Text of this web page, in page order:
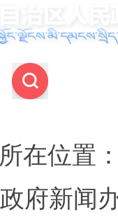
在位置：
府新闻